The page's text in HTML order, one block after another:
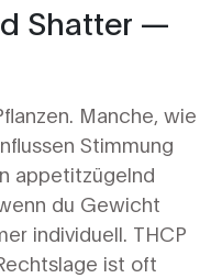
Shatter —
Manche, wie
Stimmung
appetitzügelnd
du Gewicht
individuell. THCP
ist oft